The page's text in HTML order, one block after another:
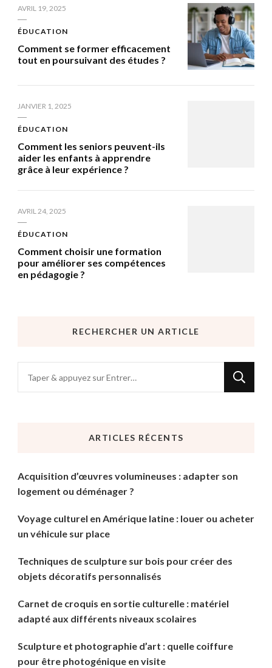
AVRIL 19, 2025
ÉDUCATION
Comment se former efficacement
tout en poursuivant des études ?
JANVIER 1, 2025
ÉDUCATION
Comment les seniors peuvent-ils
aider les enfants à apprendre
grâce à leur expérience ?
AVRIL 24, 2025
ÉDUCATION
Comment choisir une formation
pour améliorer ses compétences
en pédagogie ?
RECHERCHER UN ARTICLE
recherchiez
ARTICLES RÉCENTS
Acquisition d’œuvres volumineuses : adapter son
logement ou déménager ?
Voyage culturel en Amérique latine : louer ou acheter
un véhicule sur place
Techniques de sculpture sur bois pour créer des
objets décoratifs personnalisés
Carnet de croquis en sortie culturelle : matériel
adapté aux différents niveaux scolaires
Sculpture et photographie d’art : quelle coiffure
pour être photogénique en visite